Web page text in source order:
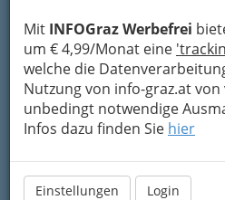
Mit INFOGraz Werbefrei
um € 4,99/Monat eine
welche die
Nutzung von info-graz.at
unbedingt notwendige
Infos dazu finden Sie hier
Einstellungen Login